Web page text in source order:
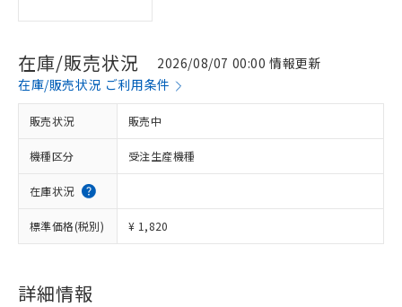
在庫/販売状況
2026/08/07 00:00 情報更新
在庫/販売状況 ご利用条件
販売状況 販売中
機種区分 受注生産機種
在庫状況
標準価格(税別) ¥ 1,820
詳細情報